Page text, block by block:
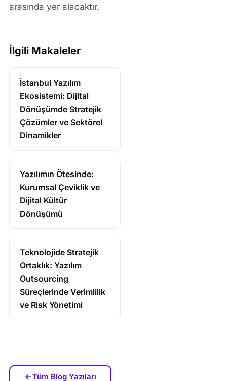
arasında yer alacaktır.
İlgili Makaleler
İstanbul Yazılım
Ekosistemi: Dijital
Dönüşümde Stratejik
Çözümler ve Sektörel
Dinamikler
Yazılımın Ötesinde:
Kurumsal Çeviklik ve
Dijital Kültür
Dönüşümü
Teknolojide Stratejik
Ortaklık: Yazılım
Outsourcing
Süreçlerinde Verimlilik
ve Risk Yönetimi
Tüm Blog Yazıları